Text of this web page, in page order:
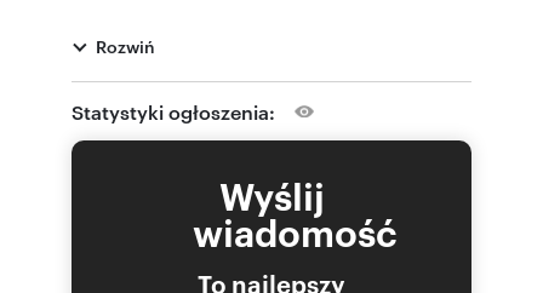
salon, 3 sypialnie, 2 łazienki, garderobę przy
głównej sypialni oraz pomieszczenie
gospodarcze. Dodatkowym atutem jest działka o
powierzchni 400 m², idealna na relaks i
rodzinne spotkania.
Nieruchomość wyróżnia się wysokim
standardem wykonania oraz nowoczesnymi
rozwiązaniami, które zapewniają komfort i
ogrzewanie podłogowe, trzyszybowe okna,
Rozwiń
Statystyki ogłoszenia:
Wyślij
wiadomość
To najlepszy